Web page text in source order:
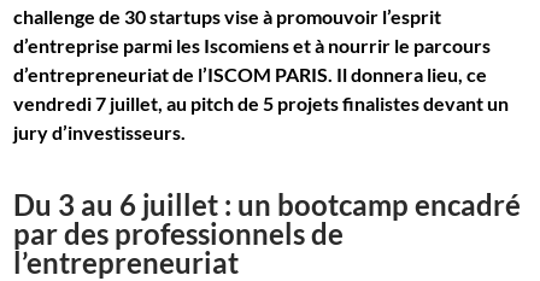
challenge de 30 startups vise à promouvoir l’esprit
d’entreprise parmi les Iscomiens et à nourrir le parcours
d’entrepreneuriat de l’ISCOM PARIS. Il donnera lieu, ce
vendredi 7 juillet, au pitch de 5 projets finalistes devant un
jury d’investisseurs.
Du 3 au 6 juillet : un bootcamp encadré
par des professionnels de
l’entrepreneuriat